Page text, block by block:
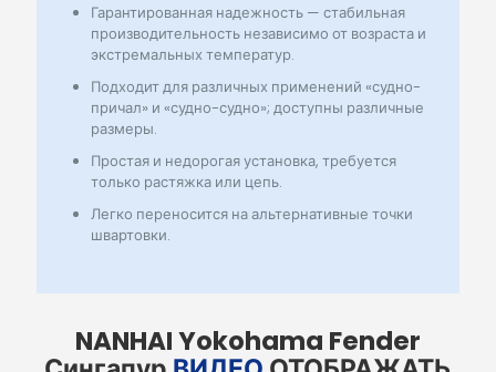
Гарантированная надежность — стабильная
производительность независимо от возраста и
экстремальных температур.
Подходит для различных применений «судно-
причал» и «судно-судно»; доступны различные
размеры.
Простая и недорогая установка, требуется
только растяжка или цепь.
Легко переносится на альтернативные точки
швартовки.
NANHAI Yokohama Fender